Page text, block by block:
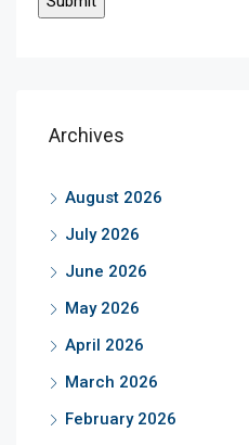
Archives
August 2026
July 2026
June 2026
May 2026
April 2026
March 2026
February 2026